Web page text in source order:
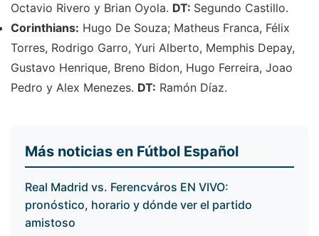
Octavio Rivero y Brian Oyola. DT: Segundo Castillo.
Corinthians: Hugo De Souza; Matheus Franca, Félix
Torres, Rodrigo Garro, Yuri Alberto, Memphis Depay,
Gustavo Henrique, Breno Bidon, Hugo Ferreira, Joao
Pedro y Alex Menezes. DT: Ramón Díaz.
Más noticias en Fútbol Español
Real Madrid vs. Ferencváros EN VIVO:
pronóstico, horario y dónde ver el partido
amistoso